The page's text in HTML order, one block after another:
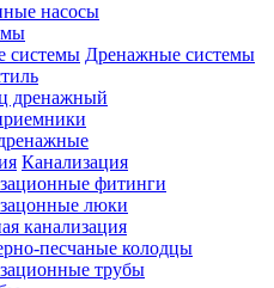
насосы
Дренажные системы
дренажный
Канализация
фитинги
люки
канализация
песчаные колодцы
трубы